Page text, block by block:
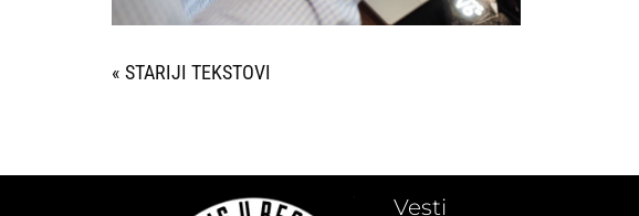
« STARIJI UNOSI
Vesti